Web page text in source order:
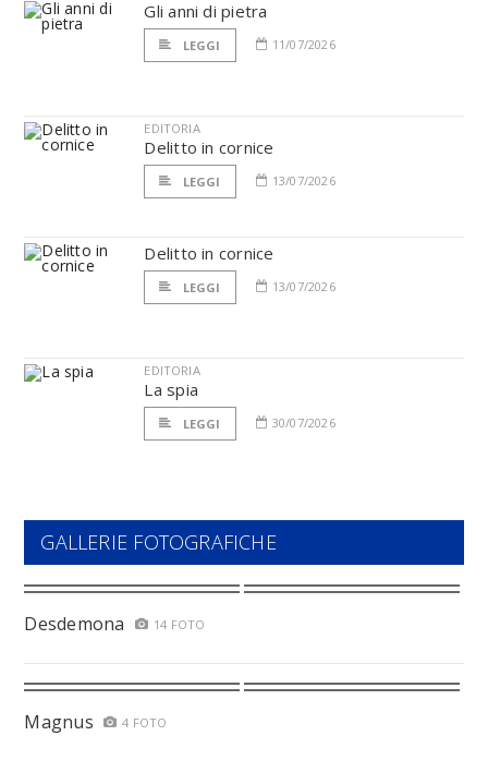
Gli anni di pietra
LEGGI 11/07/2026
EDITORIA
Delitto in cornice
LEGGI 13/07/2026
Delitto in cornice
LEGGI 13/07/2026
EDITORIA
La spia
LEGGI 30/07/2026
GALLERIE FOTOGRAFICHE
Desdemona 14 FOTO
Magnus 4 FOTO